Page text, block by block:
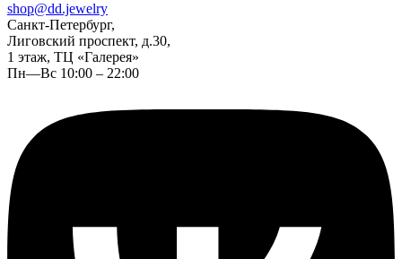
shop@dd.jewelry
Санкт-Петербург,
Лиговский проспект, д.30,
1 этаж, ТЦ «Галерея»
Пн—Вс 10:00 – 22:00